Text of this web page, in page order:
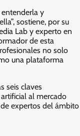
entenderla y
sostiene, por su
Lab y experto en
de esta
no solo
una plataforma
seis claves
al mercado
expertos del ámbito